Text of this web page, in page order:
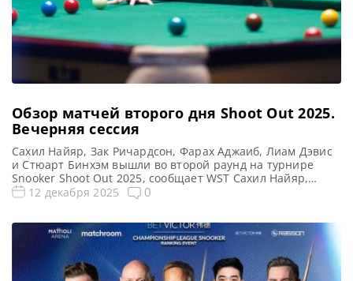
Обзор матчей второго дня Shoot Out 2025.
Вечерняя сессия
Сахил Найяр, Зак Ричардсон, Фарах Аджаиб, Лиам Дэвис
и Стюарт Бинхэм вышли во второй раунд на турнире
Snooker Shoot Out 2025, сообщает WST Сахил Найяр,
ставший профессионалом в начале текущего года,
Shoot Out (Шут-Аут) в Блэкпуле. Найяр, хотя и […]
12 декабря 2025 0